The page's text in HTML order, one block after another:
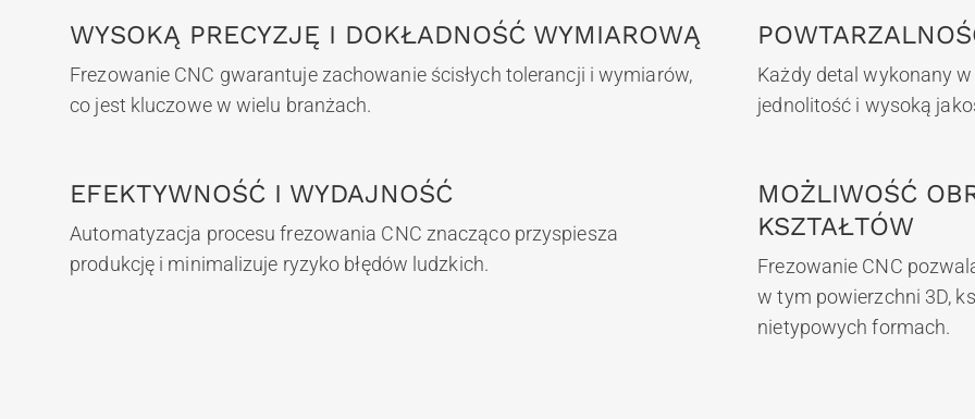
WYSOKĄ PRECYZJĘ I DOKŁADNOŚĆ WYMIAROWĄ
Frezowanie CNC gwarantuje zachowanie ścisłych tolerancji i wymiarów,
co jest kluczowe w wielu branżach.
Każdy detal wykonany
jednolitość i wysoką
EFEKTYWNOŚĆ I WYDAJNOŚĆ
Automatyzacja procesu frezowania CNC znacząco przyspiesza
produkcję i minimalizuje ryzyko błędów ludzkich.
MOŻLIWOŚĆ
KSZTAŁTÓW
Frezowanie CNC
w tym powierzchni 3D,
nietypowych formach.